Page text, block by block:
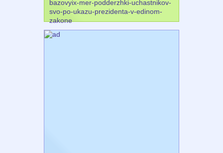
bazovyix-mer-podderzhki-uchastnikov-
svo-po-ukazu-prezidenta-v-edinom-
zakone